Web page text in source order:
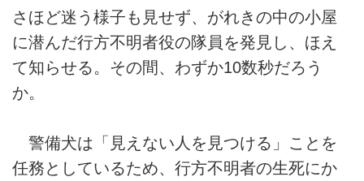
さほど迷う様子も見せず、がれきの中の小屋
に潜んだ行方不明者役の隊員を発見し、ほえ
て知らせる。その間、わずか10数秒だろう
か。
警備犬は「見えない人を見つける」ことを
任務としているため、行方不明者の生死にか